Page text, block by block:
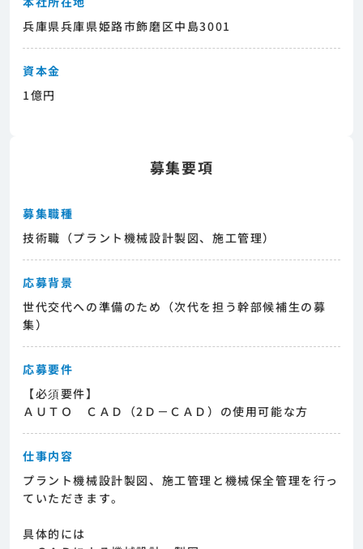
兵庫県兵庫県姫路市飾磨区中島3001
資本金
1億円
募集要項
募集職種
技術職（プラント機械設計製図、施工管理）
応募背景
世代交代への準備のため（次代を担う幹部候補生の募
集）
応募要件
【必須要件】
ＡＵＴＯ ＣＡＤ（2Ｄ－ＣＡＤ）の使用可能な方
仕事内容
プラント機械設計製図、施工管理と機械保全管理を行っ
ていただきます。
具体的には